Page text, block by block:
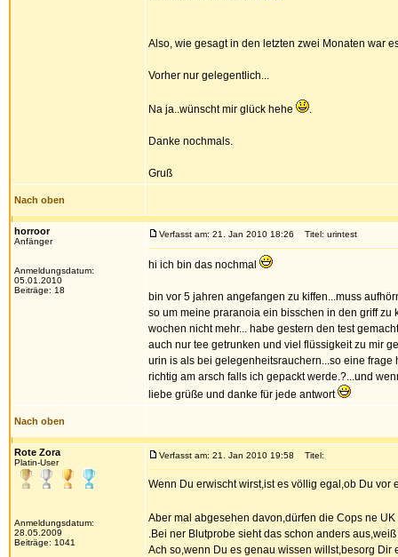
Also, wie gesagt in den letzten zwei Monaten war
Vorher nur gelegentlich...
Na ja..wünscht mir glück hehe .
Danke nochmals.
Gruß
Nach oben
horroor
Anfänger
Anmeldungsdatum:
05.01.2010
Beiträge: 18
Verfasst am: 21. Jan 2010 18:26 Titel: urintest
hi ich bin das nochmal
bin vor 5 jahren angefangen zu kiffen...muss
so um meine praranoia ein bisschen in den griff
wochen nicht mehr... habe gestern den test
auch nur tee getrunken und viel flüssigkeit zu mir
urin is als bei gelegenheitsrauchern...so eine
richtig am arsch falls ich gepackt werde.?...und
liebe grüße und danke für jede antwort
Nach oben
Rote Zora
Platin-User
Anmeldungsdatum:
28.05.2009
Beiträge: 1041
Verfasst am: 21. Jan 2010 19:58 Titel:
Wenn Du erwischt wirst,ist es völlig egal,ob Du vor
Aber mal abgesehen davon,dürfen die Cops ne
.Bei ner Blutprobe sieht das schon anders
Ach so,wenn Du es genau wissen willst,besorg